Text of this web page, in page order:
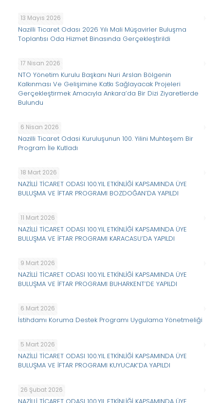
13 Mayıs 2026
Nazilli Ticaret Odası 2026 Yılı Mali Müşavirler Buluşma
Toplantısı Oda Hizmet Binasında Gerçekleştirildi
17 Nisan 2026
NTO Yönetim Kurulu Başkanı Nuri Arslan Bölgenin
Kalkınması Ve Gelişimine Katkı Sağlayacak Projeleri
Gerçekleştirmek Amacıyla Ankara’da Bir Dizi Ziyaretlerde
Bulundu
6 Nisan 2026
Nazilli Ticaret Odasi Kuruluşunun 100. Yilini Muhteşem Bir
Program İle Kutladı
18 Mart 2026
NAZİLLİ TİCARET ODASI 100.YIL ETKİNLİĞİ KAPSAMINDA ÜYE
BULUŞMA VE İFTAR PROGRAMI BOZDOĞAN’DA YAPILDI
11 Mart 2026
NAZİLLİ TİCARET ODASI 100.YIL ETKİNLİĞİ KAPSAMINDA ÜYE
BULUŞMA VE İFTAR PROGRAMI KARACASU’DA YAPILDI
9 Mart 2026
NAZİLLİ TİCARET ODASI 100.YIL ETKİNLİĞİ KAPSAMINDA ÜYE
BULUŞMA VE İFTAR PROGRAMI BUHARKENT’DE YAPILDI
6 Mart 2026
İstihdamı Koruma Destek Programı Uygulama Yönetmeliği
5 Mart 2026
NAZİLLİ TİCARET ODASI 100.YIL ETKİNLİĞİ KAPSAMINDA ÜYE
BULUŞMA VE İFTAR PROGRAMI KUYUCAK’DA YAPILDI
26 Şubat 2026